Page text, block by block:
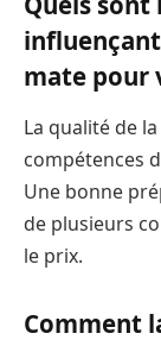
mate pour
La qualité de
compétences
Une bonne
de plusieurs
le prix.
Comment